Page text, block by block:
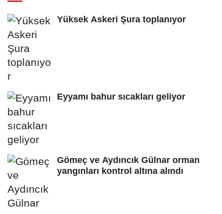
Yüksek Askeri Şura toplanıyor
Eyyamı bahur sıcakları geliyor
Gömeç ve Aydıncık Gülnar orman
yangınları kontrol altına alındı